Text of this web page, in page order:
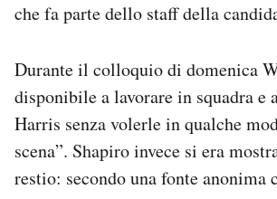
che fa parte dello staff della
Durante il colloquio di domenica
disponibile a lavorare in squadra e
Harris senza volerle in qualche
scena”. Shapiro invece si era
restio: secondo una fonte anonima